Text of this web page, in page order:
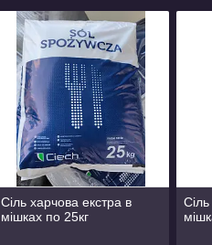
Сіль харчова екстра в
мішках по 25кг